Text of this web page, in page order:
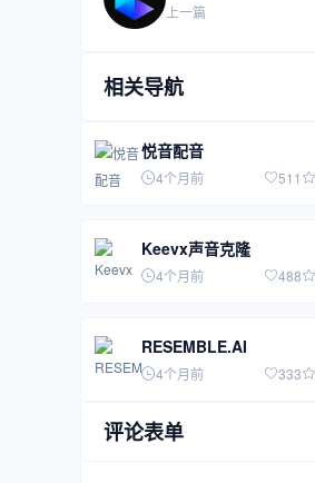
上一篇
相关导航
悦音配音
4个月前 511
Keevx声音克隆
4个月前 488
RESEMBLE.AI
4个月前 333
评论表单